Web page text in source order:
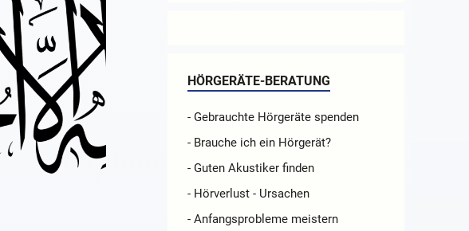
HÖRGERÄTE-BERATUNG
- Gebrauchte Hörgeräte spenden
- Brauche ich ein Hörgerät?
- Guten Akustiker finden
- Hörverlust - Ursachen
- Anfangsprobleme meistern